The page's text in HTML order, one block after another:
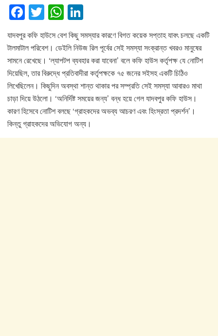
F
a
c
e
b
o
o
k
T
wi
tt
er
W
h
at
s
A
p
p
n
k
e
dI
n
যাদবপুর কফি হাউসে বেশ কিছু সমস্যার কারণে বিগত কয়েক সপ্তাহ যাবৎ চলছে একটি
টালমাটাল পরিবেশ। ডেইলি নিউজ রিল পূর্বের সেই সমস্যা সংক্রান্ত খবরও মানুষের
সামনে রেখেছে। ‘ল্যাপটপ ব্যবহার করা যাবেনা’ বলে কফি হাউস কর্তৃপক্ষ যে নোটিশ
দিয়েছিল, তার বিরুদ্ধে প্রতিবাদীরা কর্তৃপক্ষকে ৭৫ জনের সইসহ একটি চিঠিও
লিখেছিলেন। কিছুদিন অবস্থা শান্ত থাকার পর সম্প্রতি সেই সমস্যা আবারও মাথা
চাড়া দিয়ে উঠলো। ‘অনির্দিষ্ট সময়ের জন্য’ বন্ধ হয়ে গেল যাদবপুর কফি হাউস।
কারণ হিসেবে নোটিশ বলছে ‘গ্রাহকদের অভব্য আচরণ এবং হিংস্রতা প্রদর্শন’।
কিন্তু গ্রাহকদের অভিযোগ অন্য।